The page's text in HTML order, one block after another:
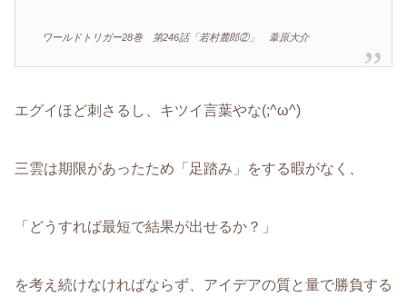
ワールドトリガー28巻 第246話「若村麓郎②」 葦原大介
エグイほど刺さるし、キツイ言葉やな(;^ω^)
三雲は期限があったため「足踏み」をする暇がなく、
「どうすれば最短で結果が出せるか？」
を考え続けなければならず、アイデアの質と量で勝負する